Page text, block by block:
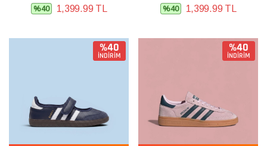
%40 1,399.99 TL %40 1,399.99 TL
%40
İNDİRİM
%40
İNDİRİM